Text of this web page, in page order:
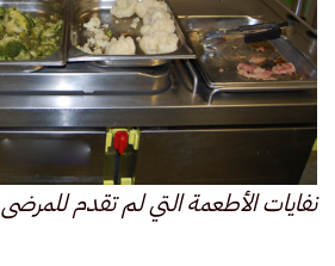
نفايات الأطعمة التي لم تقدم للمرضى